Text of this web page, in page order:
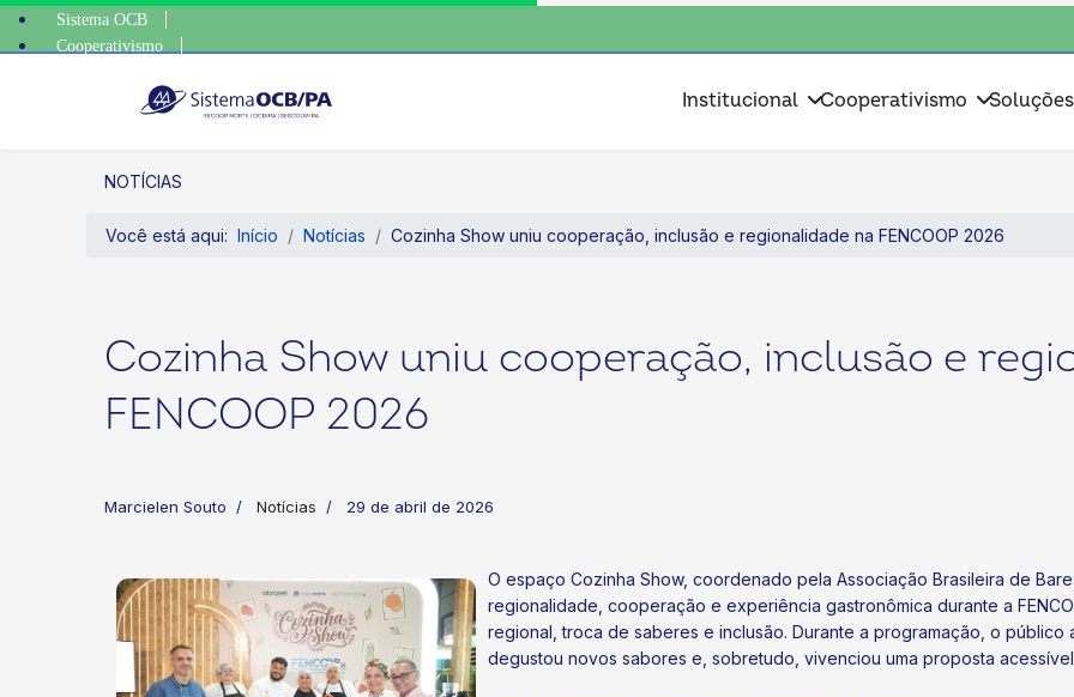
Sistema OCB
Cooperativismo
Institucional Cooperativismo Soluções
NOTÍCIAS
Você está aqui: Início Notícias Cozinha Show uniu cooperação, inclusão e regionalidade na FENCOOP 2026
Cozinha Show uniu cooperação, inclusão e
FENCOOP 2026
Marcielen Souto Notícias 29 de abril de 2026
O espaço Cozinha Show, coordenado pela Associação Brasileira de
regionalidade, cooperação e experiência gastronômica durante a
regional, troca de saberes e inclusão. Durante a programação, o
degustou novos sabores e, sobretudo, vivenciou uma proposta